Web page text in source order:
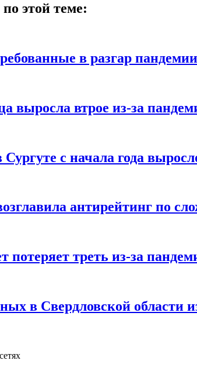
этой теме:
в разгар
выросла втрое из-за
с начала года
антирейтинг по
потеряет треть из-за
в Свердловской области